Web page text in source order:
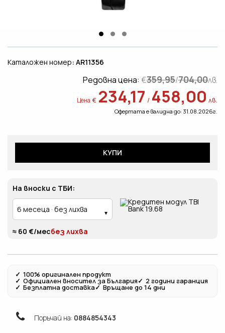
Каталожен номер: AR11356
Редовна цена: €359,95/704,00лв.
Цена € 234,17 / 458,00 лв.
Офертата е валидна до: 31.08.2026г.
КУПИ
На вноски с ТБИ:
≈ 60 €/месбез лихва
✓ 100% оригинален продукт
✓ Официален вносител за България✓ 2 години гаранция
✓ Безплатна доставка✓ Връщане до 14 дни
Поръчай на: 0884854343